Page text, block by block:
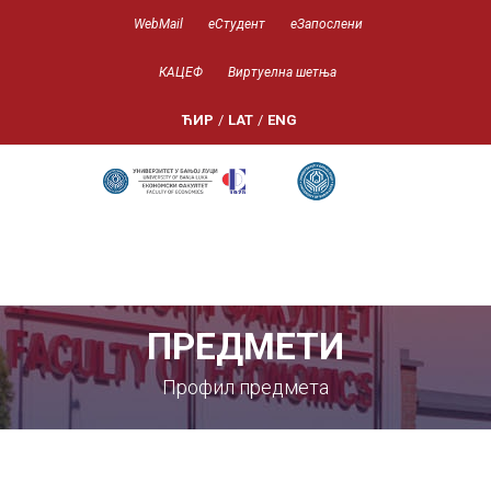
WebMail еСтудент еЗапослени
КАЦЕФ Виртуелна шетња
ЋИР / LAT / ENG
ПРЕДМЕТИ
Профил предмета